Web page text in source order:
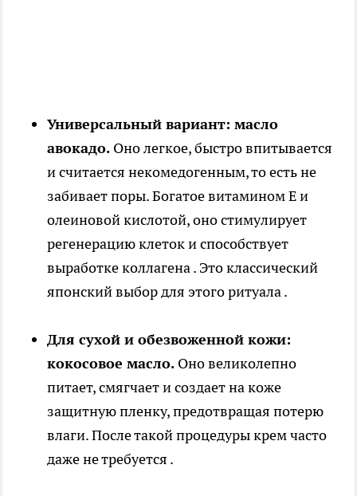
Универсальный вариант: масло
авокадо. Оно легкое, быстро впитывается
и считается некомедогенным, то есть не
забивает поры. Богатое витамином Е и
олеиновой кислотой, оно стимулирует
регенерацию клеток и способствует
выработке коллагена . Это классический
японский выбор для этого ритуала .
Для сухой и обезвоженной кожи:
кокосовое масло. Оно великолепно
питает, смягчает и создает на коже
защитную пленку, предотвращая потерю
влаги. После такой процедуры крем часто
даже не требуется .